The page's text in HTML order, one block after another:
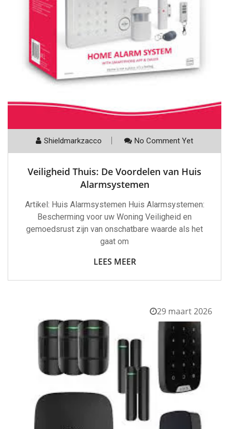
Shieldmarkzacco No Comment Yet
Veiligheid Thuis: De Voordelen van Huis
Alarmsystemen
Artikel: Huis Alarmsystemen Huis Alarmsystemen:
Bescherming voor uw Woning Veiligheid en
gemoedsrust zijn van onschatbare waarde als het
gaat om
LEES MEER
29 maart 2026